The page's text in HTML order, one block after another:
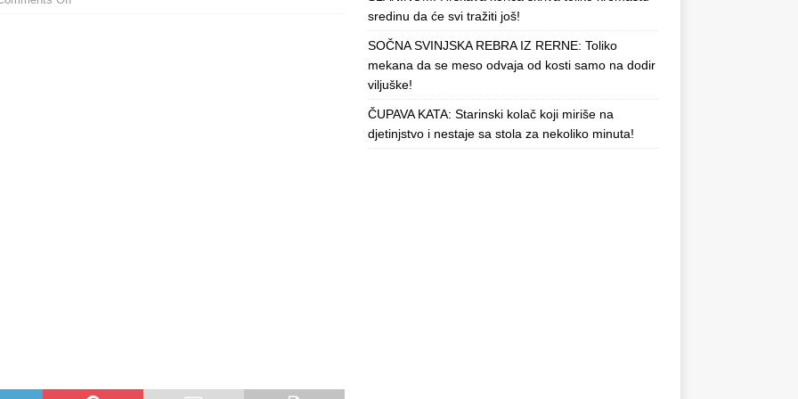
sredinu da će svi tražiti još!
SOČNA SVINJSKA REBRA IZ RERNE: Toliko
mekana da se meso odvaja od kosti samo na dodir
viljuške!
ČUPAVA KATA: Starinski kolač koji miriše na
djetinjstvo i nestaje sa stola za nekoliko minuta!